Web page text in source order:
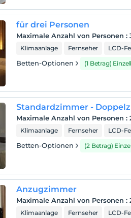
für drei Personen
Maximale Anzahl von Personen :
Klimaanlage Fernseher LCD-
Betten-Optionen (1 Betrag)
Standardzimmer -
Maximale Anzahl von Personen :
Klimaanlage Fernseher LCD-
Betten-Optionen (2 Betrag)
Anzugzimmer
Maximale Anzahl von Personen :
Klimaanlage Fernseher LCD-